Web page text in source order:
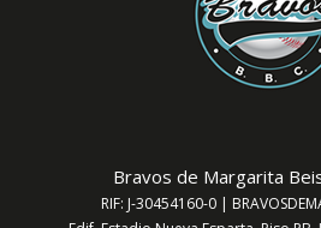
Bravos de Margarita
RIF: J-30454160-0 |